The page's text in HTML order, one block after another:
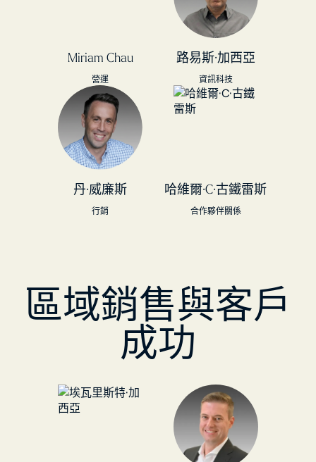
Miriam Chau
營運
路易斯·加西亞
資訊科技
丹·威廉斯
行銷
哈維爾·C·古鐵雷斯
合作夥伴關係
區域銷售與客戶
成功